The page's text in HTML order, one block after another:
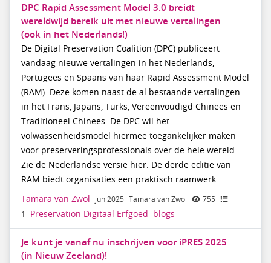
DPC Rapid Assessment Model 3.0 breidt
wereldwijd bereik uit met nieuwe vertalingen
(ook in het Nederlands!)
De Digital Preservation Coalition (DPC) publiceert
vandaag nieuwe vertalingen in het Nederlands,
Portugees en Spaans van haar Rapid Assessment Model
(RAM). Deze komen naast de al bestaande vertalingen
in het Frans, Japans, Turks, Vereenvoudigd Chinees en
Traditioneel Chinees. De DPC wil het
volwassenheidsmodel hiermee toegankelijker maken
voor preserveringsprofessionals over de hele wereld.
Zie de Nederlandse versie hier. De derde editie van
RAM biedt organisaties een praktisch raamwerk...
Tamara van Zwol jun 2025 Tamara van Zwol
755
1
Preservation Digitaal Erfgoed blogs
Je kunt je vanaf nu inschrijven voor iPRES 2025
(in Nieuw Zeeland)!